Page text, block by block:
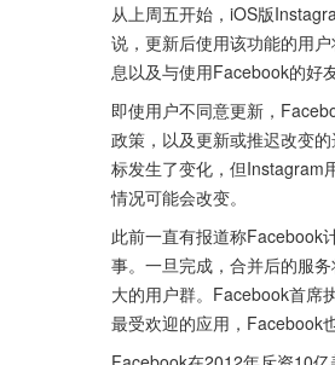
从上周五开始，iOS版
说，更新后使用该功能的用
息以及与使用Facebook的好
即使用户不同意更新，
政策，以及更新或推迟改变
标发生了变化，但Instagram
情况可能会改变。
此前一直有报道称Facebook
事。一旦完成，合并后的服
大的用户群。Facebook首席
最受欢迎的应用，Facebook